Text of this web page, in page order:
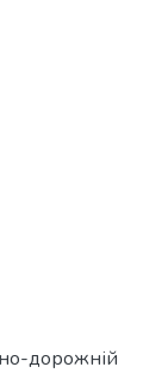
дорожній